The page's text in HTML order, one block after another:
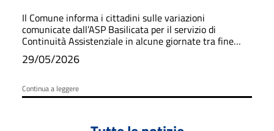
Il Comune informa i cittadini sulle variazioni
comunicate dall’ASP Basilicata per il servizio di
Continuità Assistenziale in alcune giornate tra fine
maggio e giugno 2026.
29/05/2026
Continua a leggere